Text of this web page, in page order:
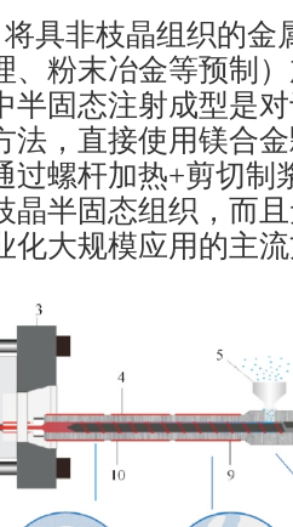
将具非枝晶组织的
、粉末冶金等预制
半固态注射成型是
法，直接使用镁合
过螺杆加热+剪切制
晶半固态组织，而
化大规模应用的主